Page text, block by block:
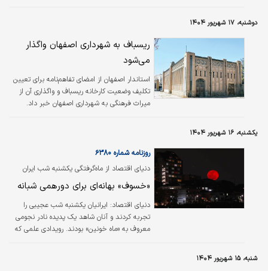
گردشگری کشور به شمار می‌آیند.
دوشنبه، ۱۷ شهریور ۱۴۰۴
ریسباف به شهرداری اصفهان واگذار
می‌شود
استاندار اصفهان از امضای تفاهم‌نامه برای تعیین
تکلیف وضعیت کارخانه ریسباف و واگذاری آن از
میراث فرهنگی به شهرداری اصفهان خبر داد.
یکشنبه، ۱۶ شهریور ۱۴۰۴
دنیای اقتصاد از ماه‌گرفتگی یکشنبه شب ایران
گزارش داد؛
روزنامه شماره ۶۳۸۰
«خسوف» بهانه‌ای برای دورهمی‌ شبانه
دنیای اقتصاد: ایرانیان یکشنبه شب عجیبی را
تجربه کردند و آنان شاهد یک پدیده نادر نجومی
معروف به «ماه خونین» بودند. رویدادی علمی که
شنبه، ۱۵ شهریور ۱۴۰۴